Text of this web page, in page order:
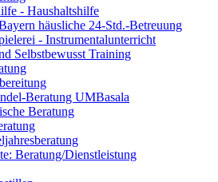
- Haushaltshilfe
häusliche 24-Std.-Betreuung
- Instrumentalunterricht
Selbstbewusst Training
Beratung UMBasala
Beratung
Beratung/Dienstleistung